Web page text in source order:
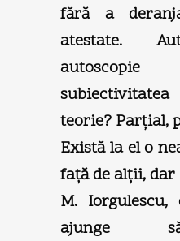
fără a
atestate.
teorie? Parţial,
Există la el o
faţă de alţii, dar
M. Iorgulescu,
ajunge